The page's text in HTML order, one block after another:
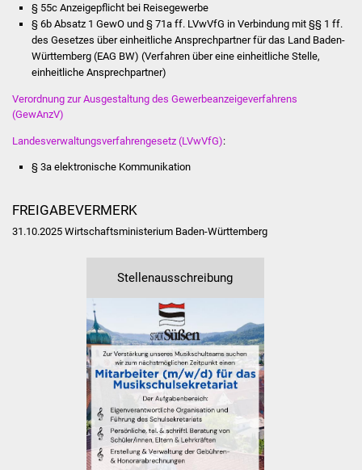
Selbsteintrag Vereine
Beirat Süßener Vereine
Sportanlagen
Route der
Lebenslagen
Senioren
Stadtseniorenrat
Sommerwochen für
Ältere
Seniorenwohn- und
§ 55c Anzeigepflicht bei Reisegewerbe
§ 6b Absatz 1 GewO und § 71a ff. LVwVfG in Verbindung mit §§ 1 ff.
des Gesetzes über einheitliche Ansprechpartner für das Land Baden-
Württemberg (EAG BW) (Verfahren über eine einheitliche Stelle,
einheitliche Ansprechpartner)
Verordnung zur Ausgestaltung des Gewerbeanzeigeverfahrens
(GewAnzV)
Landesverwaltungsverfahrengesetz (LVwVfG):
§ 3a elektronische Kommunikation
FREIGABEVERMERK
31.10.2025 Wirtschaftsministerium Baden-Württemberg
Stellenausschreibung